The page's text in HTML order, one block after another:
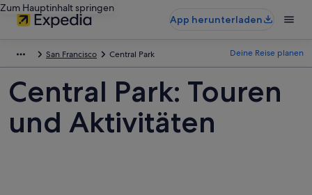
Zum Hauptinhalt springen
App herunterladen
San Francisco Central Park Deine Reise planen
Central Park: Touren
und Aktivitäten